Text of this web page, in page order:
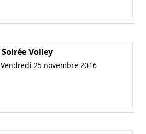
Soirée Volley
Vendredi 25 novembre 2016